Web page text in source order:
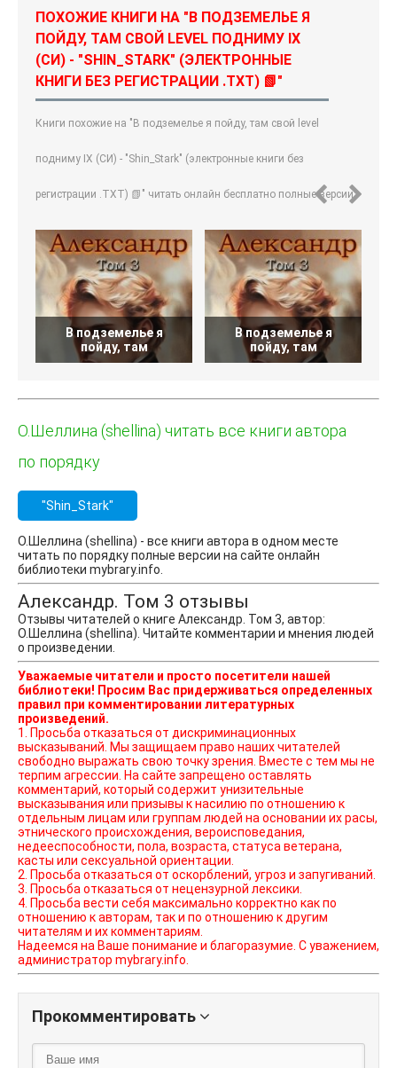
ПОХОЖИЕ КНИГИ НА "В ПОДЗЕМЕЛЬЕ Я
ПОЙДУ, ТАМ СВОЙ LEVEL ПОДНИМУ IX
(СИ) - "SHIN_STARK" (ЭЛЕКТРОННЫЕ
КНИГИ БЕЗ РЕГИСТРАЦИИ .TXT) 📗"
Книги похожие на "В подземелье я пойду, там свой level
подниму IX (СИ) - "Shin_Stark" (электронные книги без
регистрации .TXT) 📗" читать онлайн бесплатно полные версии.
В подземелье я
пойду, там
В подземелье я
пойду, там
О.Шеллина (shellina) читать все книги автора
по порядку
"Shin_Stark"
О.Шеллина (shellina) - все книги автора в одном месте
читать по порядку полные версии на сайте онлайн
библиотеки mybrary.info.
Александр. Том 3 отзывы
Отзывы читателей о книге Александр. Том 3, автор:
О.Шеллина (shellina). Читайте комментарии и мнения людей
о произведении.
Уважаемые читатели и просто посетители нашей
библиотеки! Просим Вас придерживаться определенных
правил при комментировании литературных
произведений.
1. Просьба отказаться от дискриминационных
высказываний. Мы защищаем право наших читателей
свободно выражать свою точку зрения. Вместе с тем мы не
терпим агрессии. На сайте запрещено оставлять
комментарий, который содержит унизительные
высказывания или призывы к насилию по отношению к
отдельным лицам или группам людей на основании их расы,
этнического происхождения, вероисповедания,
недееспособности, пола, возраста, статуса ветерана,
касты или сексуальной ориентации.
2. Просьба отказаться от оскорблений, угроз и запугиваний.
3. Просьба отказаться от нецензурной лексики.
4. Просьба вести себя максимально корректно как по
отношению к авторам, так и по отношению к другим
читателям и их комментариям.
Надеемся на Ваше понимание и благоразумие. С уважением,
администратор mybrary.info.
Прокомментировать